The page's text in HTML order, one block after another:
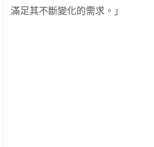
滿足其不斷變化的需求。」